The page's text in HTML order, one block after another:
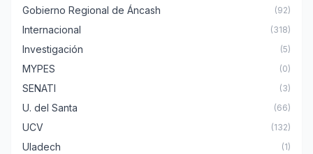
Gobierno Regional de Áncash (92)
Internacional (318)
Investigación (5)
MYPES (0)
SENATI (3)
U. del Santa (66)
UCV (132)
Uladech (1)